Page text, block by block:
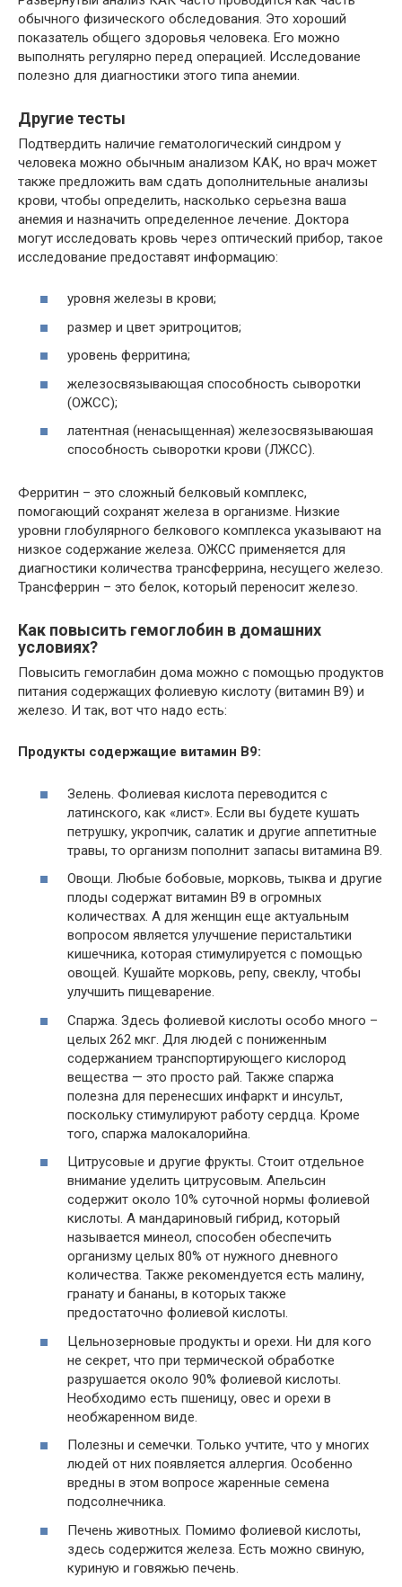
обычного физического обследования. Это хороший
показатель общего здоровья человека. Его можно
выполнять регулярно перед операцией. Исследование
полезно для диагностики этого типа анемии.
Другие тесты
Подтвердить наличие гематологический синдром у
человека можно обычным анализом КАК, но врач может
также предложить вам сдать дополнительные анализы
крови, чтобы определить, насколько серьезна ваша
анемия и назначить определенное лечение. Доктора
могут исследовать кровь через оптический прибор, такое
исследование предоставят информацию:
уровня железы в крови;
размер и цвет эритроцитов;
уровень ферритина;
железосвязывающая способность сыворотки
(ОЖСС);
латентная (ненасыщенная) железосвязываюшая
способность сыворотки крови (ЛЖСС).
Ферритин – это сложный белковый комплекс,
помогающий сохранят железа в организме. Низкие
уровни глобулярного белкового комплекса указывают на
низкое содержание железа. ОЖСС применяется для
диагностики количества трансферрина, несущего железо.
Трансферрин – это белок, который переносит железо.
Как повысить гемоглобин в домашних
условиях?
Повысить гемоглабин дома можно с помощью продуктов
питания содержащих фолиевую кислоту (витамин B9) и
железо. И так, вот что надо есть:
Продукты содержащие витамин B9:
Зелень. Фолиевая кислота переводится с
латинского, как «лист». Если вы будете кушать
петрушку, укропчик, салатик и другие аппетитные
травы, то организм пополнит запасы витамина B9.
Овощи. Любые бобовые, морковь, тыква и другие
плоды содержат витамин B9 в огромных
количествах. А для женщин еще актуальным
вопросом является улучшение перистальтики
кишечника, которая стимулируется с помощью
овощей. Кушайте морковь, репу, свеклу, чтобы
улучшить пищеварение.
Спаржа. Здесь фолиевой кислоты особо много –
целых 262 мкг. Для людей с пониженным
содержанием транспортирующего кислород
вещества — это просто рай. Также спаржа
полезна для перенесших инфаркт и инсульт,
поскольку стимулируют работу сердца. Кроме
того, спаржа малокалорийна.
Цитрусовые и другие фрукты. Стоит отдельное
внимание уделить цитрусовым. Апельсин
содержит около 10% суточной нормы фолиевой
кислоты. А мандариновый гибрид, который
называется минеол, способен обеспечить
организму целых 80% от нужного дневного
количества. Также рекомендуется есть малину,
гранату и бананы, в которых также
предостаточно фолиевой кислоты.
Цельнозерновые продукты и орехи. Ни для кого
не секрет, что при термической обработке
разрушается около 90% фолиевой кислоты.
Необходимо есть пшеницу, овес и орехи в
необжаренном виде.
Полезны и семечки. Только учтите, что у многих
людей от них появляется аллергия. Особенно
вредны в этом вопросе жаренные семена
подсолнечника.
Печень животных. Помимо фолиевой кислоты,
здесь содержится железа. Есть можно свиную,
куриную и говяжью печень.